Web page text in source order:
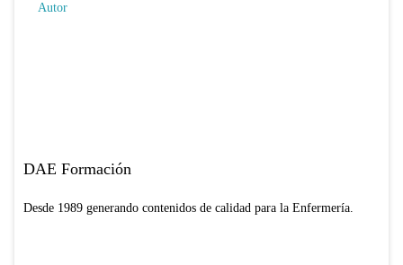
Autor
DAE Formación
Desde 1989 generando contenidos de calidad para la Enfermería.